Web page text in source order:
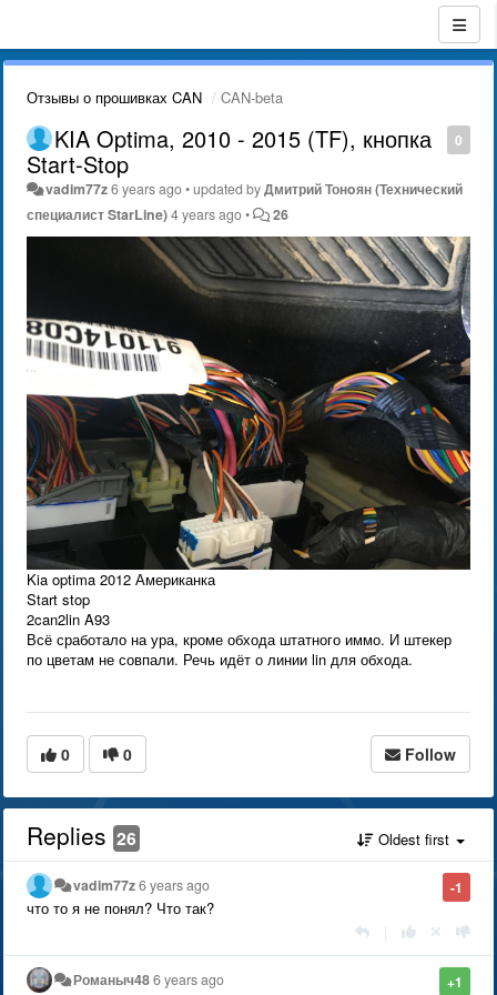
Отзывы о прошивках CAN CAN-beta
0
KIA Optima, 2010 - 2015 (TF), кнопка
Start-Stop
vadim77z6 years ago•updated byДмитрий Тонoян (Технический
специалист StarLine)4 years ago• 26
Kia optima 2012 Американка
Start stop
2can2lin A93
Всё сработало на ура, кроме обхода штатного иммо. И штекер
по цветам не совпали. Речь идёт о линии lin для обхода.
0 0 Follow
Replies 26 Oldest first
-1
vadim77z6 years ago
что то я не понял? Что так?
+1
Романыч486 years ago